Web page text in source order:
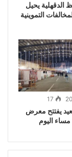
الدقهلية يحيل
التموينية
17
يفتتح معرض
اليوم